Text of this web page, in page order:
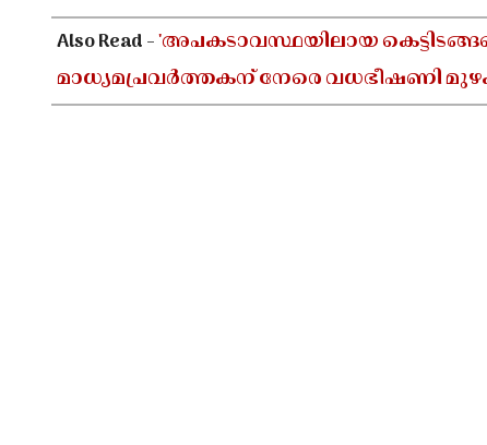
Also Read -'അപകടാവസ്ഥയിലായ
മാധ്യമപ്രവർത്തകന് നേരെ വധഭീഷണി